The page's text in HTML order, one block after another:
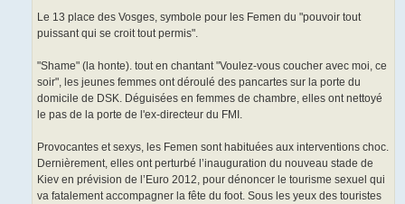
Le 13 place des Vosges, symbole pour les Femen du "pouvoir tout
puissant qui se croit tout permis".
"Shame" (la honte). tout en chantant "Voulez-vous coucher avec moi, ce
soir", les jeunes femmes ont déroulé des pancartes sur la porte du
domicile de DSK. Déguisées en femmes de chambre, elles ont nettoyé
le pas de la porte de l'ex-directeur du FMI.
Provocantes et sexys, les Femen sont habituées aux interventions choc.
Dernièrement, elles ont perturbé l’inauguration du nouveau stade de
Kiev en prévision de l’Euro 2012, pour dénoncer le tourisme sexuel qui
va fatalement accompagner la fête du foot. Sous les yeux des touristes